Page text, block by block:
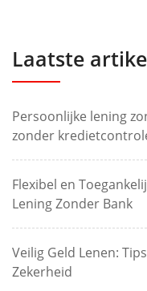
Laatste
Persoonlijke lening
zonder
Flexibel en
Lening Zonder Bank
Veilig Geld Lenen:
Zekerheid